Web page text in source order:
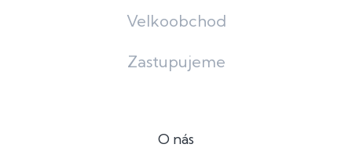
Velkoobchod
Zastupujeme
O nás